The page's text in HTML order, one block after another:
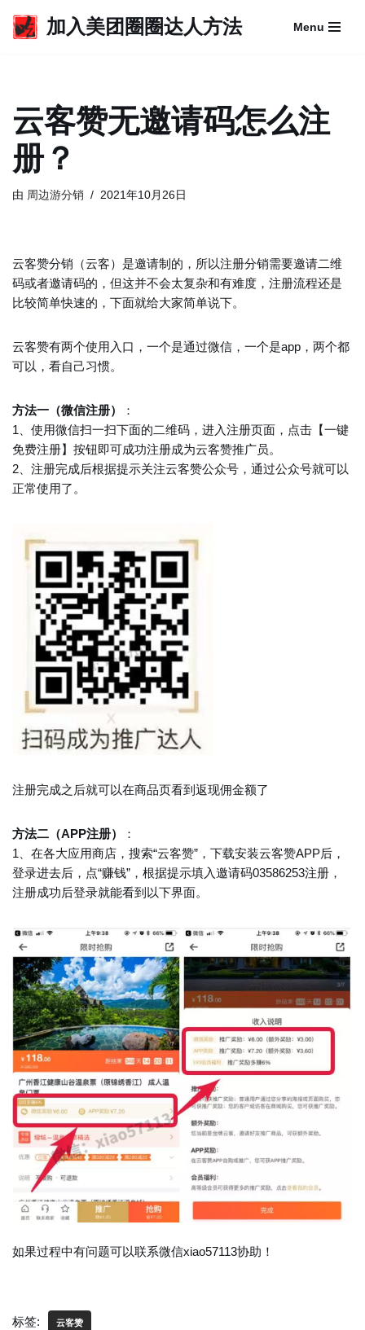
跳
加入美团圈圈达人方法 Menu
云客赞无邀请码怎么注
册？
由 周边游分销 2021年10月26日
云客赞分销（云客）是邀请制的，所以注册分销需要邀请二维
码或者邀请码的，但这并不会太复杂和有难度，注册流程还是
比较简单快速的，下面就给大家简单说下。
云客赞有两个使用入口，一个是通过微信，一个是app，两个都
可以，看自己习惯。
方法一（微信注册）
：
1、使用微信扫一扫下面的二维码，进入注册页面，点击【一键
免费注册】按钮即可成功注册成为云客赞推广员。
2、注册完成后根据提示关注云客赞公众号，通过公众号就可以
正常使用了。
注册完成之后就可以在商品页看到返现佣金额了
方法二（APP注册）
：
1、在各大应用商店，搜索“云客赞”，下载安装云客赞APP后，
登录进去后，点“赚钱”，根据提示填入邀请码03586253注册，
注册成功后登录就能看到以下界面。
如果过程中有问题可以联系微信xiao57113协助！
标签: 云客赞